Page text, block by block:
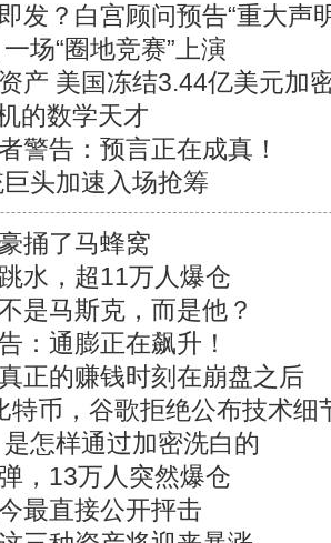
发？白宫顾问预告“重大声
场“圈地竞赛”上演
产 美国冻结3.44亿美元加
的数学天才
警告：预言正在成真！
头加速入场抢筹
捅了马蜂窝
水，超11万人爆仓
是马斯克，而是他？
：通膨正在飙升！
正的赚钱时刻在崩盘之后
特币，谷歌拒绝公布技术细
怎样通过加密洗白的
，13万人突然爆仓
最直接公开抨击